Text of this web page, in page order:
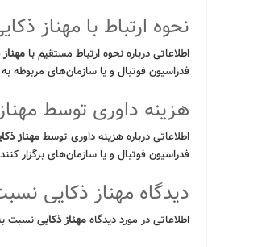
نحوه ارتباط با مهناز
اطلاعاتی درباره نحوه ارتباط مستقیم با
فدراسیون فوتبال و یا سازمان‌های مربوطه
هزینه داوری توسط
اطلاعاتی درباره هزینه داوری توسطمهناز
فدراسیون فوتبال و یا سازمان‌های برگزار
دیدگاه مهناز ذکایی
اطلاعاتی در مورد دیدگاهمهناز ذکایینسبت